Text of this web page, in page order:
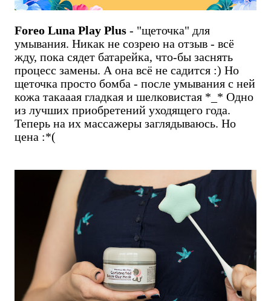
Foreo Luna Play Plus - "щеточка" для
умывания. Никак не созрею на отзыв - всё
жду, пока сядет батарейка, что-бы заснять
процесс замены. А она всё не садится :) Но
щеточка просто бомба - после умывания с ней
кожа такааая гладкая и шелковистая *_* Одно
из лучших приобретений уходящего года.
Теперь на их массажеры заглядываюсь. Но
цена :*(